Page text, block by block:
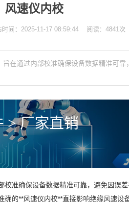
风速仪内校
间：2025-11-17 08:59:44 阅读：4841次
在通过内部校准确保设备数据精准可靠
> 厂家直销
准确保设备数据精准可靠，避免因误
的**风速仪内校**直接影响绝缘风速设